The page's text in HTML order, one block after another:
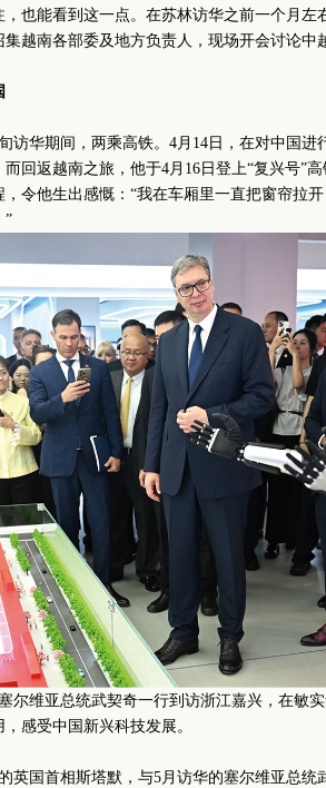
，也能看到这一点。在苏林访华之前一个月左
越南各部委及地方负责人，现场开会讨论中
华期间，两乘高铁。4月14日，在对中国进
回返越南之旅，他于4月16日登上“复兴号”
，令他生出感慨：“我在车厢里一直把窗帘拉
”
尔维亚总统武契奇一行到访浙江嘉兴，在敏
感受中国新兴科技发展。
国首相斯塔默，与5月访华的塞尔维亚总统